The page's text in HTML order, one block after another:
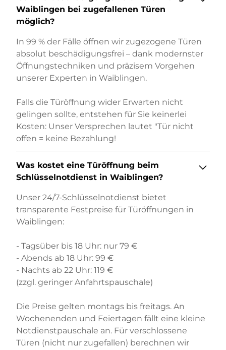
Waiblingen bei zugefallenen Türen
möglich?
In 99 % der Fälle öffnen wir zugezogene Türen
absolut beschädigungsfrei – dank modernster
Öffnungstechniken und präzisem Vorgehen
unserer Experten in Waiblingen.
Falls die Türöffnung wider Erwarten nicht
gelingen sollte, entstehen für Sie keinerlei
Kosten: Unser Versprechen lautet "Tür nicht
offen = keine Bezahlung!
Was kostet eine Türöffnung beim
Schlüsselnotdienst in Waiblingen?
Unser 24/7-Schlüsselnotdienst bietet
transparente Festpreise für Türöffnungen in
Waiblingen:
- Tagsüber bis 18 Uhr: nur 79 €
- Abends ab 18 Uhr: 99 €
- Nachts ab 22 Uhr: 119 €
(zzgl. geringer Anfahrtspauschale)
Die Preise gelten montags bis freitags. An
Wochenenden und Feiertagen fällt eine kleine
Notdienstpauschale an. Für verschlossene
Türen (nicht nur zugefallen) berechnen wir